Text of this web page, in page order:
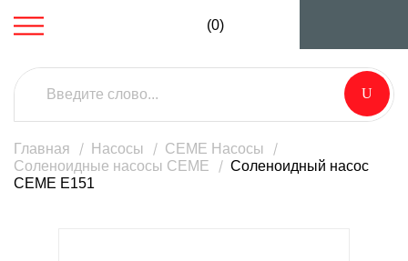
(0)
Главная Насосы
CEME Насосы
Соленоидные насосы CEME
Cоленоидный насос
CEME E151